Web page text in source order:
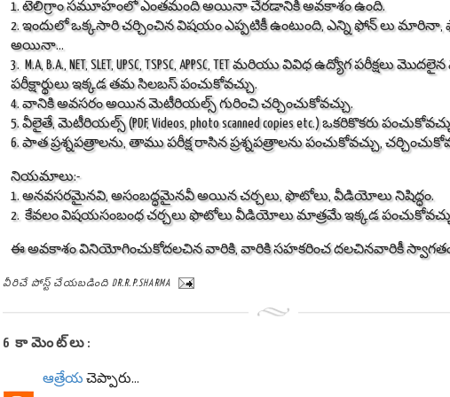
1. టెలిగ్రాం సమూహంలో ఎంతమంది అయినా చేరడానికి అవకాశం ఉంది.
2. ఇందులో ఒక్కసారి చర్చించిన విషయం ఎప్పటికీ ఉంటుంది, ఎన్ని ఫోన్ లు మారినా,
అయినా...
3. M.A, B.A., NET, SLET, UPSC, TSPSC, APPSC, TET మరియు వివిధ ఉద్యోగ పరీక్షలు
పరీక్షార్థులు ఇక్కడ తమ సిలబస్ పంచుకోవచ్చు.
4. వానికి అవసరం అయిన మెటీరియల్స్ గురించి చర్చించుకోవచ్చు.
5. వీలైతే, మెటీరియల్స్ (PDF, Videos, photo scanned copies etc.) ఒకరికొకరు
6. పాత ప్రశ్నపత్రాలను, తాము పరీక్ష రాసిన ప్రశ్నపత్రాలను పంచుకోవచ్చు,
నియమాలు:-
1. అనవసరమైనవి, అసంబద్ధమైనవీ అయిన చర్చలు, ఫొటోలు, వీడియోలు నిషిద్ధం.
2. కేవలం విషయసంబంధ చర్చలు ఫొటోలు వీడియోలు మాత్రమే ఇక్కడ
ఈ అవకాశం వినియోగించుకోదలచిన వారికి, వారికి సహకరించ దలచినవారికీ
వీరిచే పోస్ట్ చేయబడింది DR.R.P.SHARMA
6 కామెంట్‌లు:
ఆత్రేయ చెప్పారు...